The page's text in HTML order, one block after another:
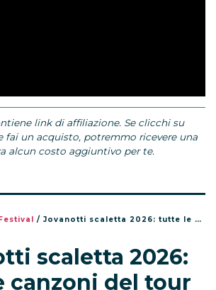
link di affiliazione. Se clicchi su
fai un acquisto, potremmo ricevere una
alcun costo aggiuntivo per te.
/ Jovanotti scaletta 2026: tutte le canzoni del tour Jova Summer Party
scaletta 2026:
canzoni del tour